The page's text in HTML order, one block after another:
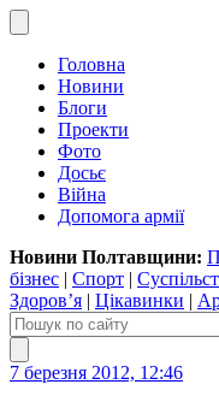
Головна
Новини
Блоги
Проекти
Фото
Досьє
Війна
Допомога армії
Новини Полтавщини:
бізнес | Спорт |
Здоров’я | Цікавинки |
7 березня 2012, 12:46